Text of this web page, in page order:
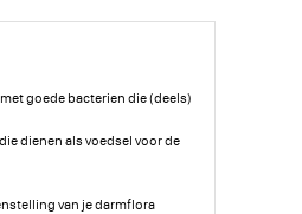
goede bacterien die (deels)
dienen als voedsel voor de
van je darmflora